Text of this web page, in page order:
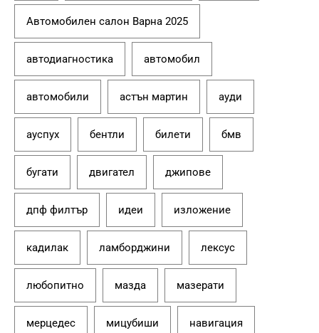
Автомобилен салон Варна 2025
автодиагностика автомобил
автомобили астън мартин ауди
ауспух бентли билети бмв
бугати двигател джипове
дпф филтър идеи изложение
кадилак ламборджини лексус
любопитно мазда мазерати
мерцедес мицубиши навигация